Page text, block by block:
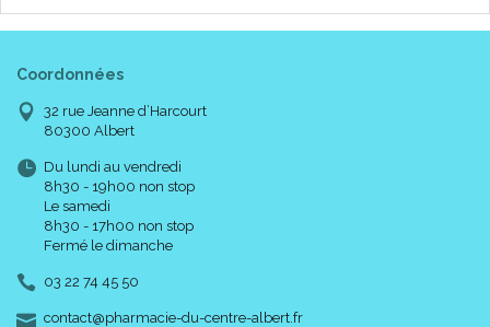
Coordonnées
32 rue Jeanne d’Harcourt
80300 Albert
Du lundi au vendredi
8h30 - 19h00 non stop
Le samedi
8h30 - 17h00 non stop
Fermé le dimanche
03 22 74 45 50
contact-
@-
pharmacie-du-centre-albert.fr